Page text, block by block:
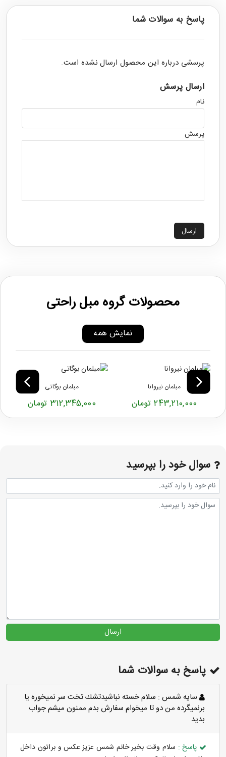
پاسخ به سوالات شما
پرسشی درباره این محصول ارسال نشده است.
ارسال پرسش
نام
پرسش
ارسال
محصولات گروه مبل راحتی
نمایش همه
مبلمان نیروانا
243,210,000 تومان
مبلمان بوگاتی
312,345,000 تومان
سوال خود را بپرسید
ارسال
پاسخ به سوالات شما
سايه شمس : سلام خسته نباشيدتشك تخت سر نميخوره يا
برنميگرده من دو تا ميخوام سفارش بدم ممنون ميشم جواب
بديد
پاسخ : سلام وقت بخیر خانم شمس عزیز عکس و براتون داخل